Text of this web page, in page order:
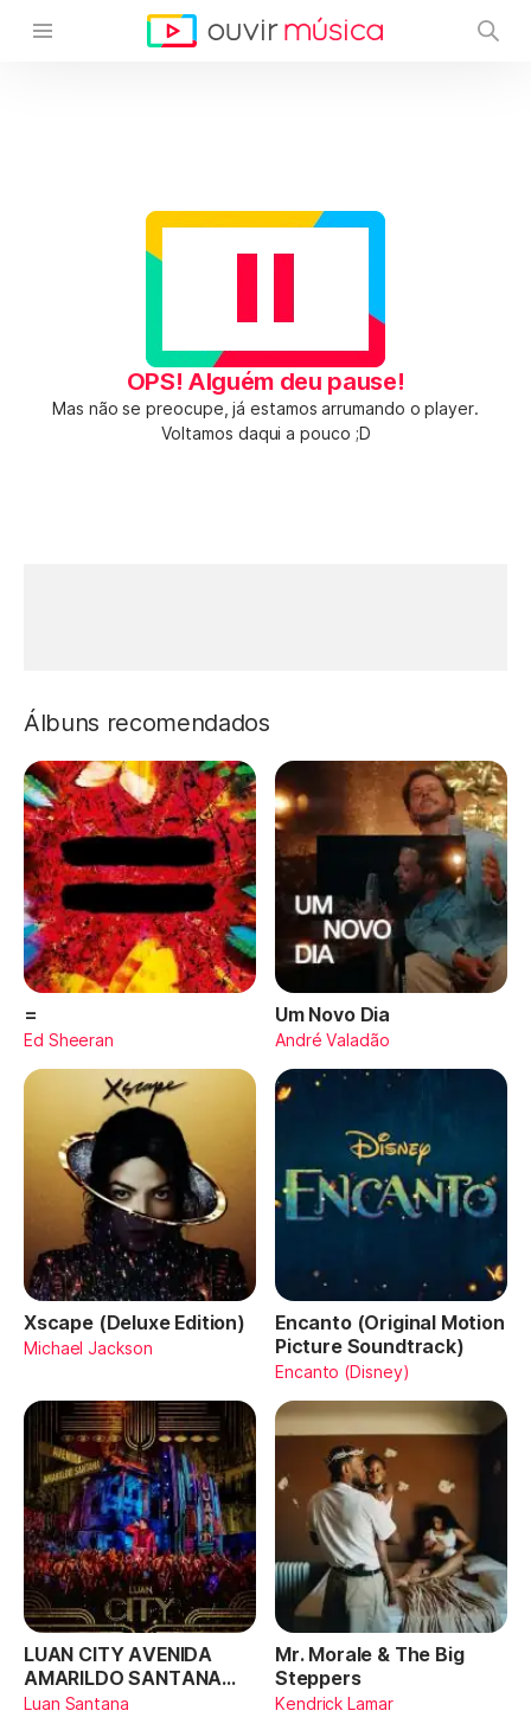
OPS! Alguém deu pause!
Mas não se preocupe, já estamos arrumando o player.
Voltamos daqui a pouco ;D
Álbuns recomendados
=
Ed Sheeran
Um Novo Dia
André Valadão
Xscape (Deluxe Edition)
Michael Jackson
Encanto (Original Motion
Picture Soundtrack)
Encanto (Disney)
LUAN CITY AVENIDA
AMARILDO SANTANA
(Ao Vivo)
Luan Santana
Mr. Morale & The Big
Steppers
Kendrick Lamar